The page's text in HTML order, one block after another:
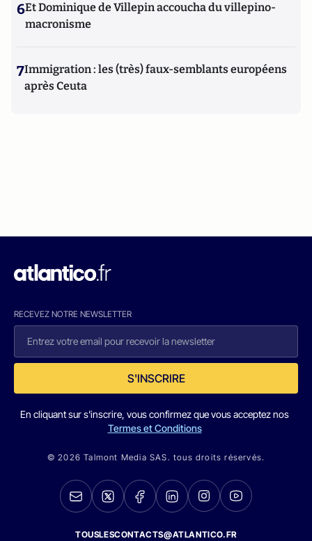
6Et Dominique de Villepin accoucha du villepino-
macronisme
7Immigration : les (très) faux-semblants européens
après Ceuta
RECEVEZ NOTRE NEWSLETTER
S'INSCRIRE
En cliquant sur s'inscrire, vous confirmez que vous acceptez nos
Termes et Conditions
© 2026 Talmont Media SAS. tous droits réservés.
TOUSLESCONTACTS@ATLANTICO.FR